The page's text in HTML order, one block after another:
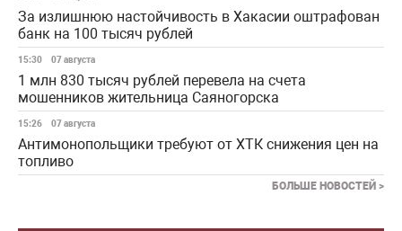
За излишнюю настойчивость в Хакасии оштрафован
банк на 100 тысяч рублей
15:30 07 августа
1 млн 830 тысяч рублей перевела на счета
мошенников жительница Саяногорска
15:26 07 августа
Антимонопольщики требуют от ХТК снижения цен на
топливо
БОЛЬШЕ НОВОСТЕЙ >